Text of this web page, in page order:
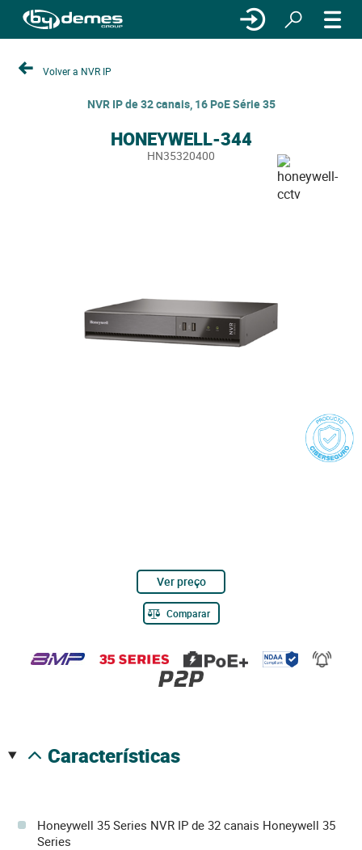
Volver a NVR IP
NVR IP de 32 canais, 16 PoE Série 35
HONEYWELL-344
HN35320400
Ver preço
Comparar
características
Honeywell 35 Series NVR IP de 32 canais Honeywell 35
Series